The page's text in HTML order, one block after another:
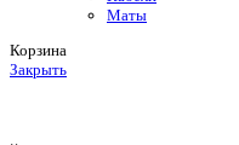
Маты
Корзина
Закрыть